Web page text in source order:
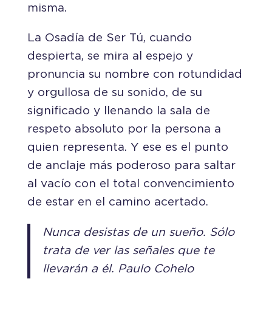
misma.
La Osadía de Ser Tú, cuando
despierta, se mira al espejo y
pronuncia su nombre con rotundidad
y orgullosa de su sonido, de su
significado y llenando la sala de
respeto absoluto por la persona a
quien representa. Y ese es el punto
de anclaje más poderoso para saltar
al vacío con el total convencimiento
de estar en el camino acertado.
Nunca desistas de un sueño. Sólo
trata de ver las señales que te
llevarán a él. Paulo Cohelo